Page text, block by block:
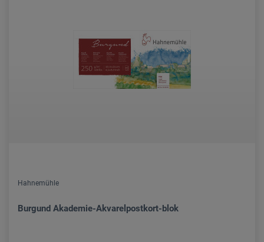
Hahnemühle
Burgund Akademie-Akvarelpostkort-blok